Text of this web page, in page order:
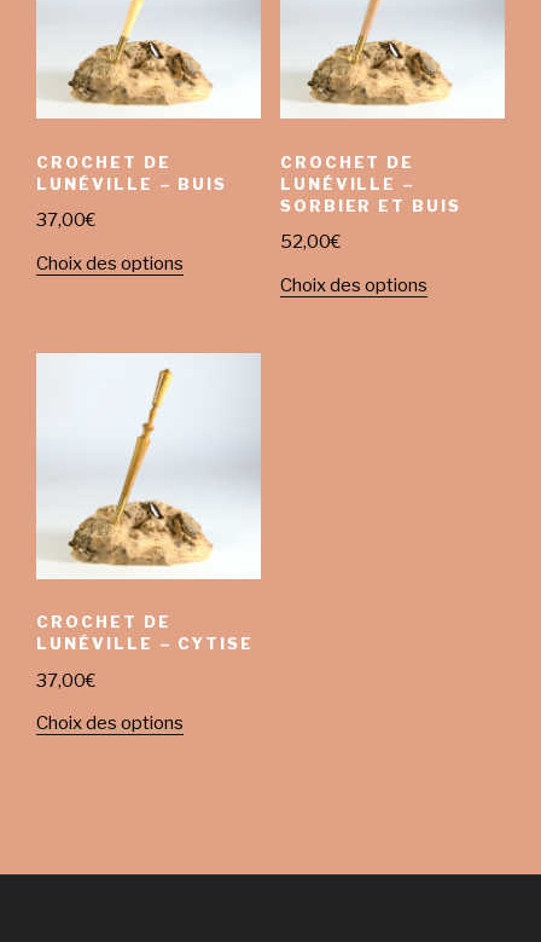
CROCHET DE
LUNÉVILLE – BUIS
37,00€
Choix des options
CROCHET DE
LUNÉVILLE –
SORBIER ET BUIS
52,00€
Choix des options
CROCHET DE
LUNÉVILLE – CYTISE
37,00€
Choix des options